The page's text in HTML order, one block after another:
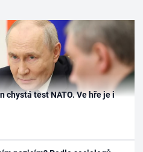
chystá test NATO. Ve hře je i